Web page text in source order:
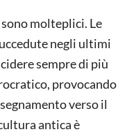
molteplici. Le
negli ultimi
sempre di più
provocando
verso il
antica è